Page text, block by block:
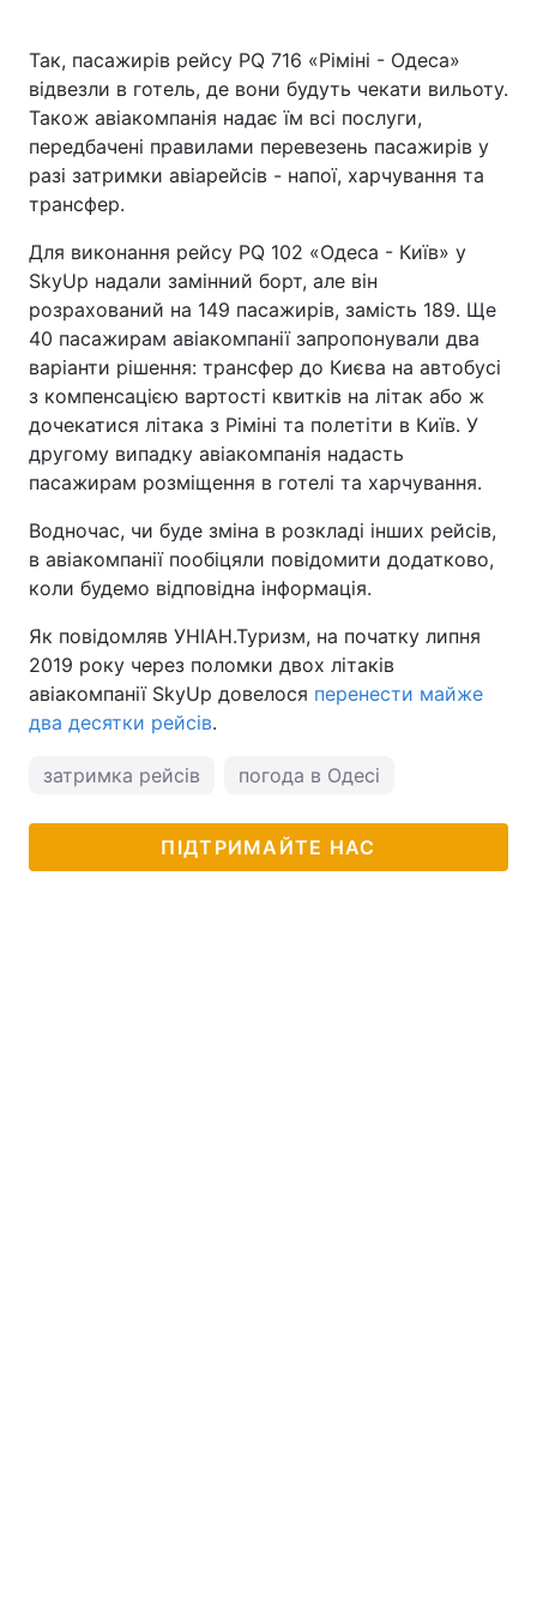
Так, пасажирів рейсу PQ 716 «Ріміні - Одеса»
відвезли в готель, де вони будуть чекати вильоту.
Також авіакомпанія надає їм всі послуги,
передбачені правилами перевезень пасажирів у
разі затримки авіарейсів - напої, харчування та
трансфер.
Для виконання рейсу PQ 102 «Одеса - Київ» у
SkyUp надали замінний борт, але він
розрахований на 149 пасажирів, замість 189. Ще
40 пасажирам авіакомпанії запропонували два
варіанти рішення: трансфер до Києва на автобусі
з компенсацією вартості квитків на літак або ж
дочекатися літака з Ріміні та полетіти в Київ. У
другому випадку авіакомпанія надасть
пасажирам розміщення в готелі та харчування.
Водночас, чи буде зміна в розкладі інших рейсів,
в авіакомпанії пообіцяли повідомити додатково,
коли будемо відповідна інформація.
Як повідомляв УНІАН.Туризм, на початку липня
2019 року через поломки двох літаків
авіакомпанії SkyUp довелося перенести майже
два десятки рейсів.
затримка рейсів погода в Одесі
ПІДТРИМАЙТЕ НАС